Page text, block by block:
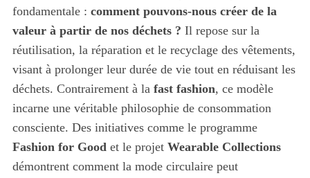
fondamentale : comment pouvons-nous créer de la
valeur à partir de nos déchets ? Il repose sur la
réutilisation, la réparation et le recyclage des vêtements,
visant à prolonger leur durée de vie tout en réduisant les
déchets. Contrairement à la fast fashion, ce modèle
incarne une véritable philosophie de consommation
consciente. Des initiatives comme le programme
Fashion for Goodet le projet Wearable Collections
démontrent comment la mode circulaire peut